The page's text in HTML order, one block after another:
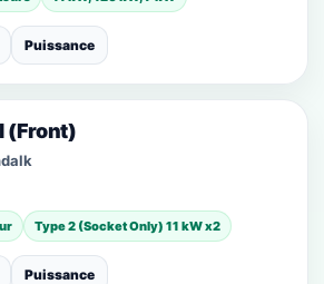
Puissance
(Front)
Type 2 (Socket Only) 11 kW x2
Puissance